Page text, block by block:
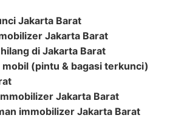
Jakarta Barat
Jakarta Barat
di Jakarta Barat
mobil (pintu & bagasi terkunci)
Jakarta Barat
immobilizer Jakarta Barat